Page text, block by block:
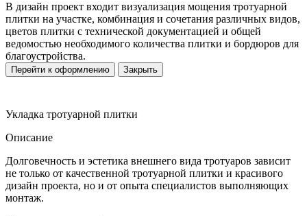
В дизайн проект входит визуализация мощения тротуарной
плитки на участке, комбинация и сочетания различных видов,
цветов плитки с технической документацией и общей
ведомостью необходимого количества плитки и бордюров для
благоустройства.
Перейти к оформлению Закрыть
Укладка тротуарной плитки
Описание
Долговечность и эстетика внешнего вида тротуаров зависит
не только от качественной тротуарной плитки и красивого
дизайн проекта, но и от опыта специалистов выполняющих
монтаж.